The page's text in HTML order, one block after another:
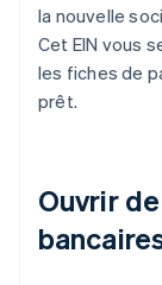
la nouvelle
Cet EIN vous
les fiches de
prêt.
Ouvrir